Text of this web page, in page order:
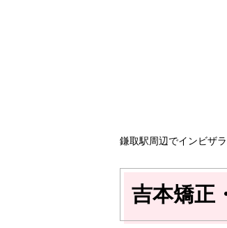
鎌取駅周辺でインビザ
吉本矯正